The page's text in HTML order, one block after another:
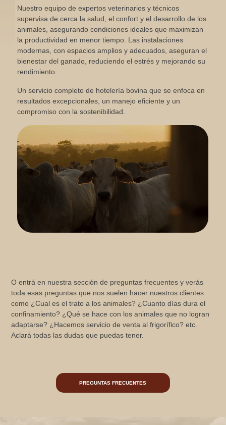
Nuestro equipo de expertos veterinarios y técnicos
supervisa de cerca la salud, el confort y el desarrollo de los
animales, asegurando condiciones ideales que maximizan
la productividad en menor tiempo. Las instalaciones
modernas, con espacios amplios y adecuados, aseguran el
bienestar del ganado, reduciendo el estrés y mejorando su
rendimiento.
Un servicio completo de hotelería bovina que se enfoca en
resultados excepcionales, un manejo eficiente y un
compromiso con la sostenibilidad.
O entrá en nuestra sección de preguntas frecuentes y verás
toda esas preguntas que nos suelen hacer nuestros clientes
como ¿Cual es el trato a los animales? ¿Cuanto días dura el
confinamiento? ¿Qué se hace con los animales que no logran
adaptarse? ¿Hacemos servicio de venta al frigorífico? etc.
Aclará todas las dudas que puedas tener.
PREGUNTAS FRECUENTES